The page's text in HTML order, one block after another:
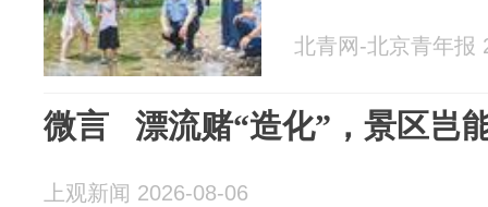
北青网-北京青年报
微言 漂流赌“造化”，景区岂
上观新闻 2026-08-06